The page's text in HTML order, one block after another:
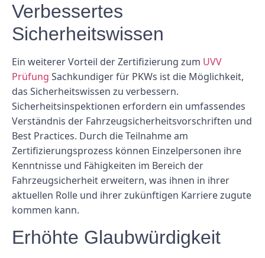
Verbessertes
Sicherheitswissen
Ein weiterer Vorteil der Zertifizierung zum UVV
Prüfung Sachkundiger für PKWs ist die Möglichkeit,
das Sicherheitswissen zu verbessern.
Sicherheitsinspektionen erfordern ein umfassendes
Verständnis der Fahrzeugsicherheitsvorschriften und
Best Practices. Durch die Teilnahme am
Zertifizierungsprozess können Einzelpersonen ihre
Kenntnisse und Fähigkeiten im Bereich der
Fahrzeugsicherheit erweitern, was ihnen in ihrer
aktuellen Rolle und ihrer zukünftigen Karriere zugute
kommen kann.
Erhöhte Glaubwürdigkeit